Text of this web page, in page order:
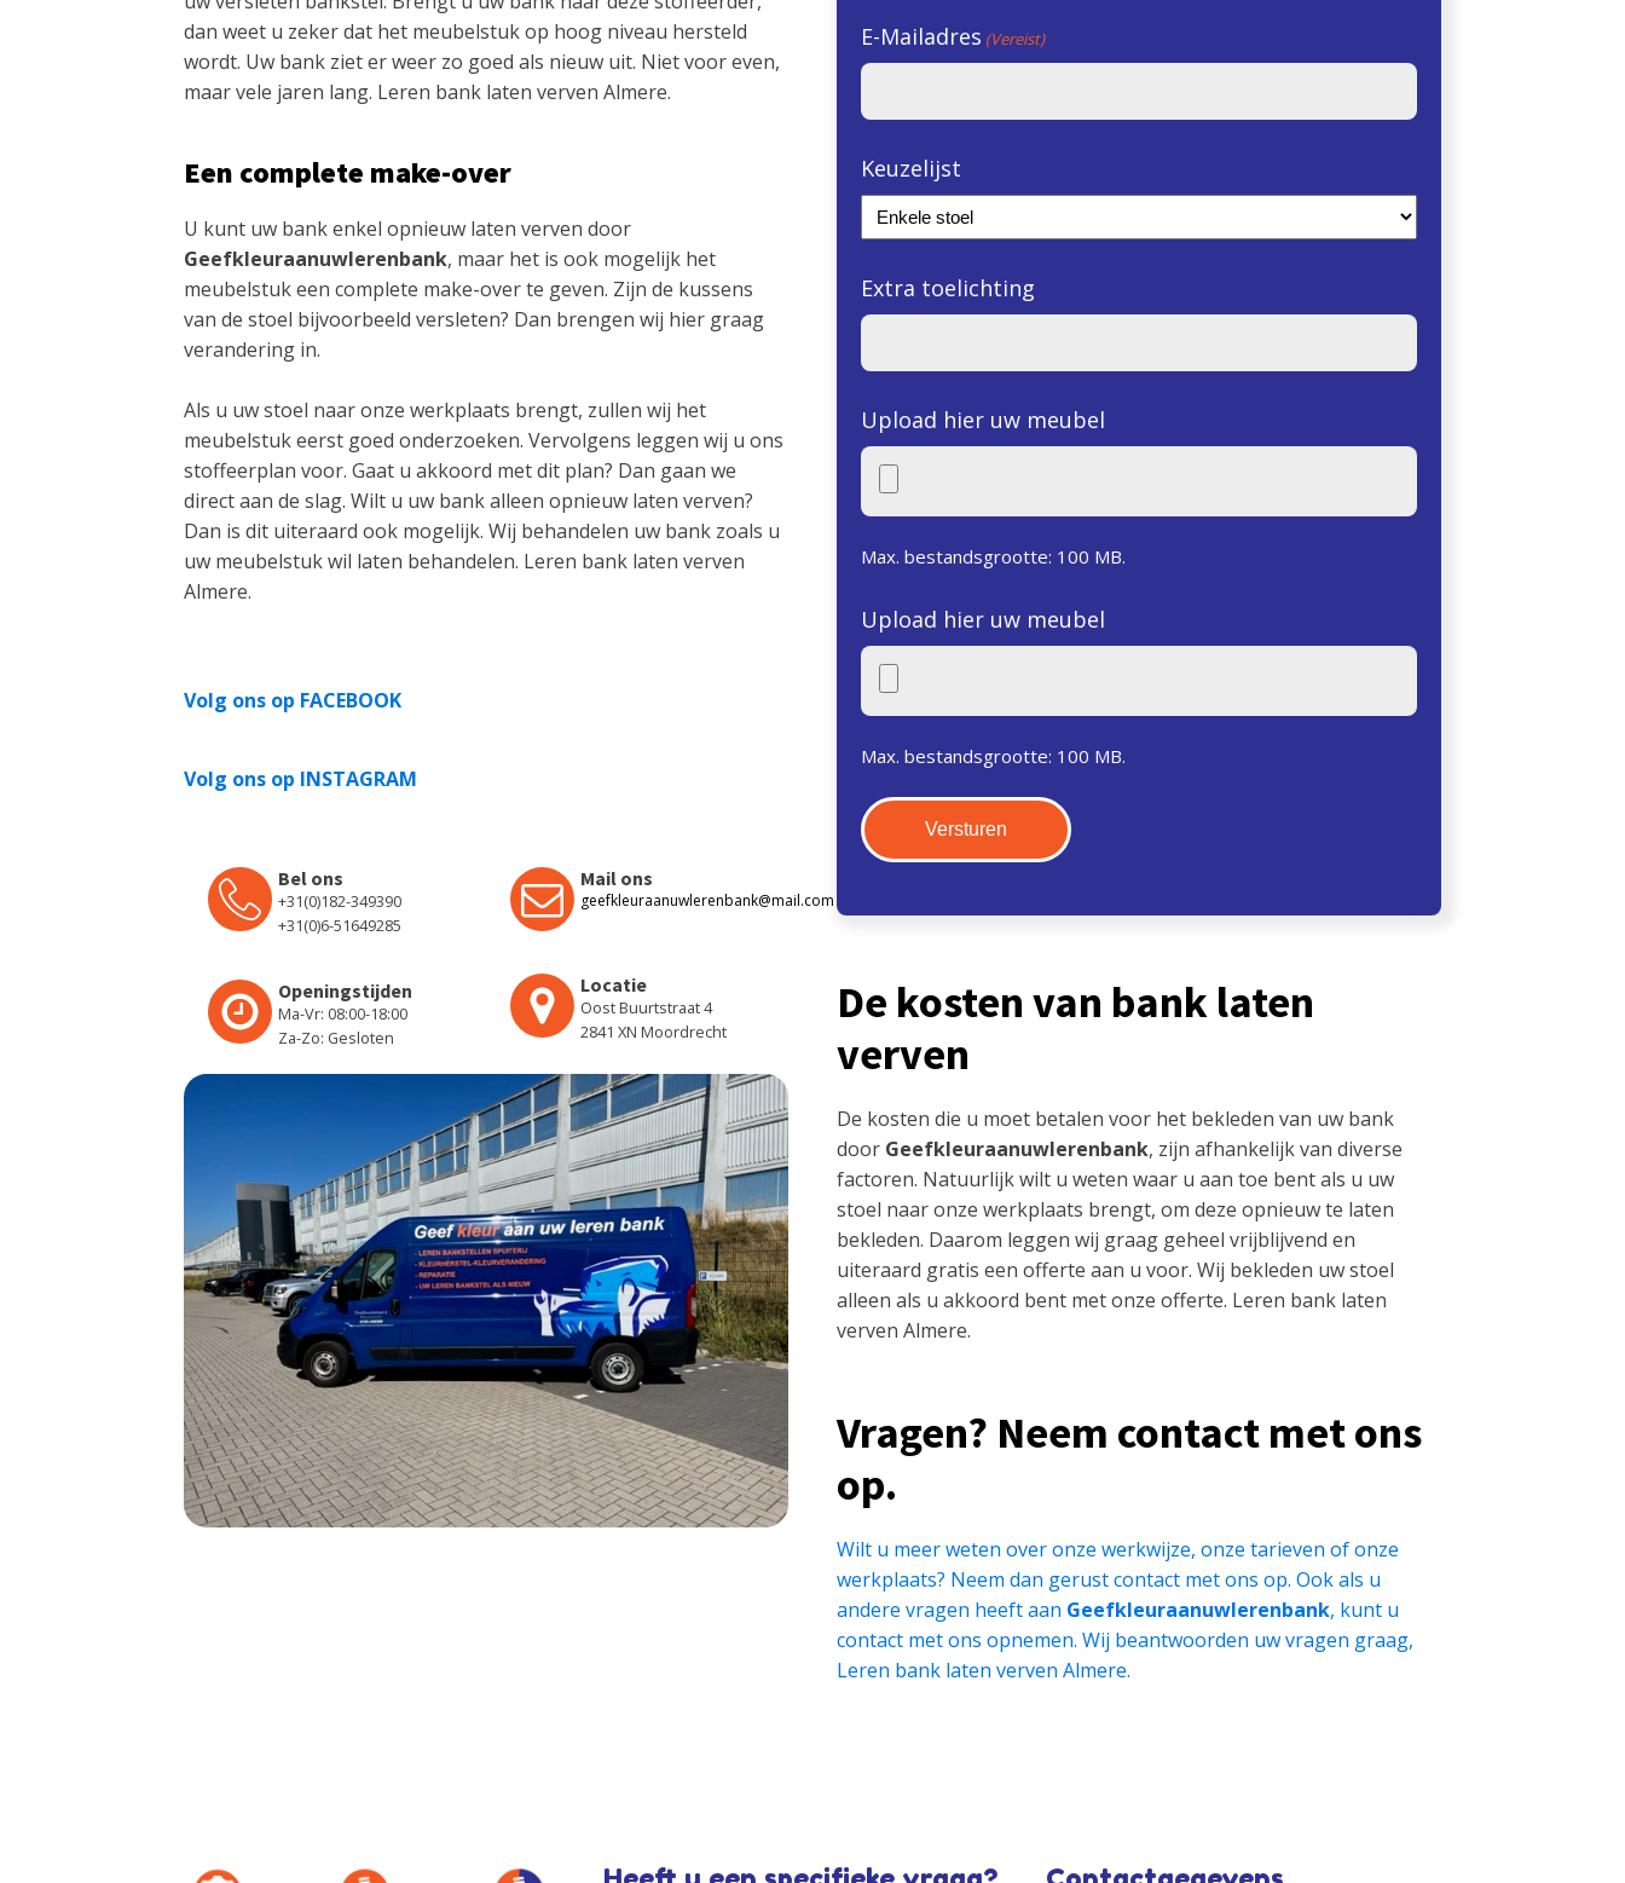
dan weet u zeker dat het meubelstuk op hoog niveau hersteld
wordt. Uw bank ziet er weer zo goed als nieuw uit. Niet voor even,
maar vele jaren lang. Leren bank laten verven Almere.
Een complete make-over
U kunt uw bank enkel opnieuw laten verven door
Geefkleuraanuwlerenbank, maar het is ook mogelijk het
meubelstuk een complete make-over te geven. Zijn de kussens
van de stoel bijvoorbeeld versleten? Dan brengen wij hier graag
verandering in.
Als u uw stoel naar onze werkplaats brengt, zullen wij het
meubelstuk eerst goed onderzoeken. Vervolgens leggen wij u ons
stoffeerplan voor. Gaat u akkoord met dit plan? Dan gaan we
direct aan de slag. Wilt u uw bank alleen opnieuw laten verven?
Dan is dit uiteraard ook mogelijk. Wij behandelen uw bank zoals u
uw meubelstuk wil laten behandelen. Leren bank laten verven
Almere.
Volg ons op FACEBOOK
Volg ons op INSTAGRAM
Bel ons
+31(0)182-349390
+31(0)6-51649285
Openingstijden
Ma-Vr: 08:00-18:00
Za-Zo: Gesloten
Mail ons
geefkleuraanuwlerenbank@mail.com
Locatie
Oost Buurtstraat 4
2841 XN Moordrecht
E-Mailadres (Vereist)
Keuzelijst
Extra toelichting
Upload hier uw meubel
Max. bestandsgrootte: 100 MB.
Upload hier uw meubel
Max. bestandsgrootte: 100 MB.
De kosten van bank laten
verven
De kosten die u moet betalen voor het bekleden van uw bank
door Geefkleuraanuwlerenbank, zijn afhankelijk van diverse
factoren. Natuurlijk wilt u weten waar u aan toe bent als u uw
stoel naar onze werkplaats brengt, om deze opnieuw te laten
bekleden. Daarom leggen wij graag geheel vrijblijvend en
uiteraard gratis een offerte aan u voor. Wij bekleden uw stoel
alleen als u akkoord bent met onze offerte. Leren bank laten
verven Almere.
Vragen? Neem contact met ons
op.
Wilt u meer weten over onze werkwijze, onze tarieven of onze
werkplaats? Neem dan gerust contact met ons op. Ook als u
andere vragen heeft aan Geefkleuraanuwlerenbank, kunt u
contact met ons opnemen. Wij beantwoorden uw vragen graag,
Leren bank laten verven Almere.